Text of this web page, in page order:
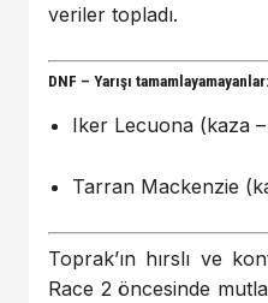
veriler topladı.
DNF – Yarışı tamamlayamayanlar:
Iker Lecuona (kaza
Tarran Mackenzie
Toprak’ın hırslı ve
Race 2 öncesinde